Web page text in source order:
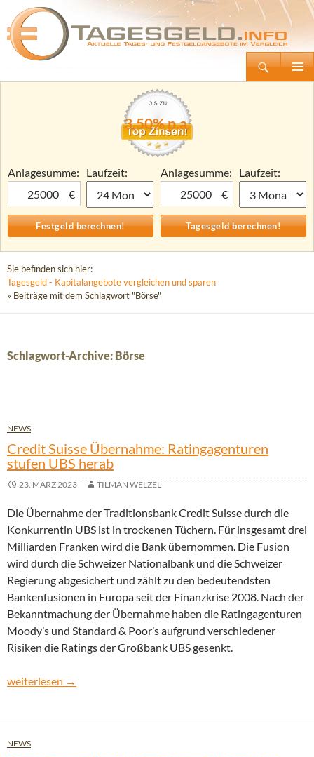
Tagesgeld.info – Tagesgeldkonten vergleichen und Tagesgeld-Zinsen berechnen
Zum
3,50% p.a.
Anlagesumme:
€
Laufzeit:
Anlagesumme:
€
Laufzeit:
Sie befinden sich hier:
Tagesgeld - Kapitalangebote vergleichen und sparen
» Beiträge mit dem Schlagwort "Börse"
Schlagwort-Archive: Börse
NEWS
Credit Suisse Übernahme: Ratingagenturen
stufen UBS herab
23. MÄRZ 2023 TILMAN WELZEL
Die Übernahme der Traditionsbank Credit Suisse durch die
Konkurrentin UBS ist in trockenen Tüchern. Für insgesamt drei
Milliarden Franken wird die Bank übernommen. Die Fusion
wird durch die Schweizer Nationalbank und die Schweizer
Regierung abgesichert und zählt zu den bedeutendsten
Bankenfusionen in Europa seit der Finanzkrise 2008. Nach der
Bekanntmachung der Übernahme haben die Ratingagenturen
Moody’s und Standard & Poor’s aufgrund verschiedener
Risiken die Ratings der Großbank UBS gesenkt.
Credit Suisse Übernahme: Ratingagenturen stufen UBS herab
weiterlesen →
NEWS